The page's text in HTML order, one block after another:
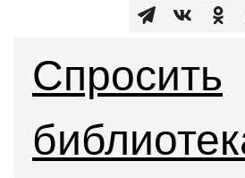
Спросить